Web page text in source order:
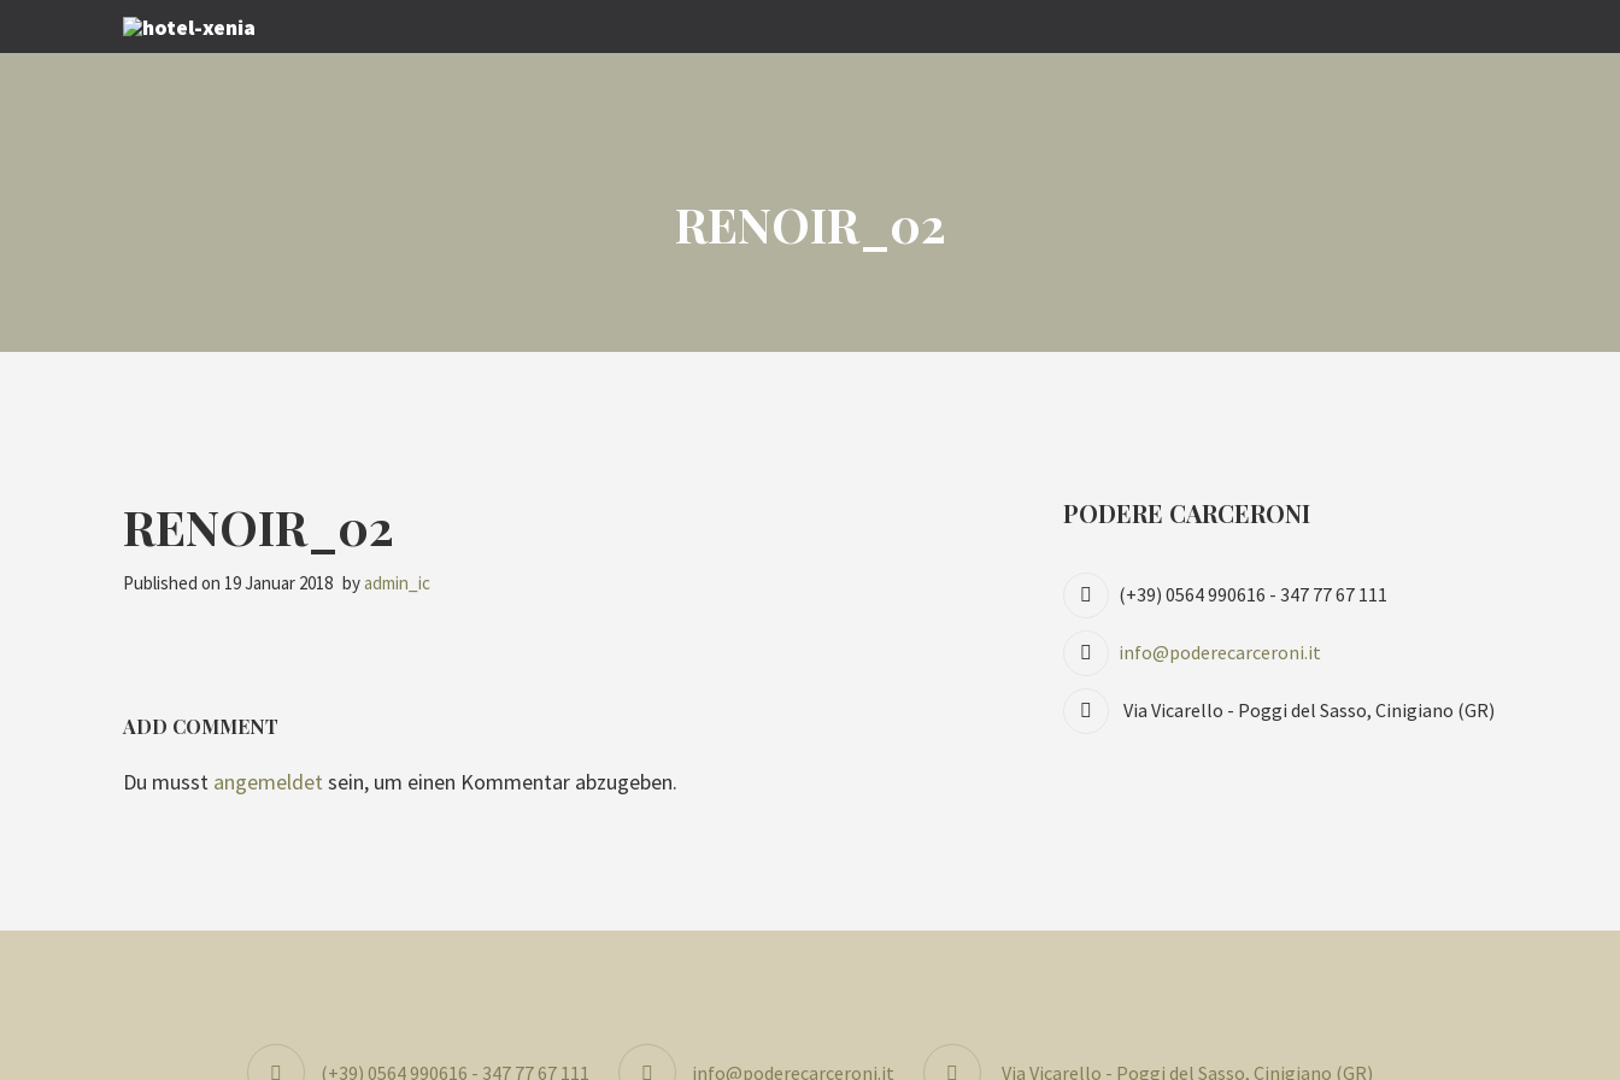
RENOIR_02
RENOIR_02
Published on 19 Januar 2018 byadmin_ic
ADD COMMENT
Du musst angemeldet sein, um einen Kommentar abzugeben.
PODERE CARCERONI
(+39) 0564 990616 - 347 77 67 111
info@poderecarceroni.it
Via Vicarello - Poggi del Sasso, Cinigiano (GR)
(+39) 0564 990616 - 347 77 67 111 info@poderecarceroni.it Via Vicarello - Poggi del Sasso, Cinigiano (GR)